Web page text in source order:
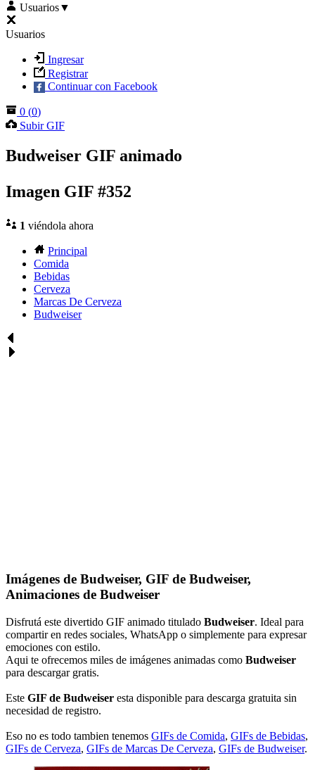
Usuarios▼
Usuarios
Ingresar
Registrar
Continuar con Facebook
0 (0)
Subir GIF
Budweiser GIF animado
Imagen GIF #352
1 viéndola ahora
Principal
Comida
Bebidas
Cerveza
Marcas De Cerveza
Budweiser
Imágenes de Budweiser, GIF de Budweiser,
Animaciones de Budweiser
Disfrutá este divertido GIF animado titulado Budweiser. Ideal para
compartir en redes sociales, WhatsApp o simplemente para expresar
emociones con estilo.
Aqui te ofrecemos miles de imágenes animadas como Budweiser
para descargar gratis.
Este GIF de Budweiser esta disponible para descarga gratuita sin
necesidad de registro.
Eso no es todo tambien tenemos GIFs de Comida, GIFs de Bebidas,
GIFs de Cerveza, GIFs de Marcas De Cerveza, GIFs de Budweiser.